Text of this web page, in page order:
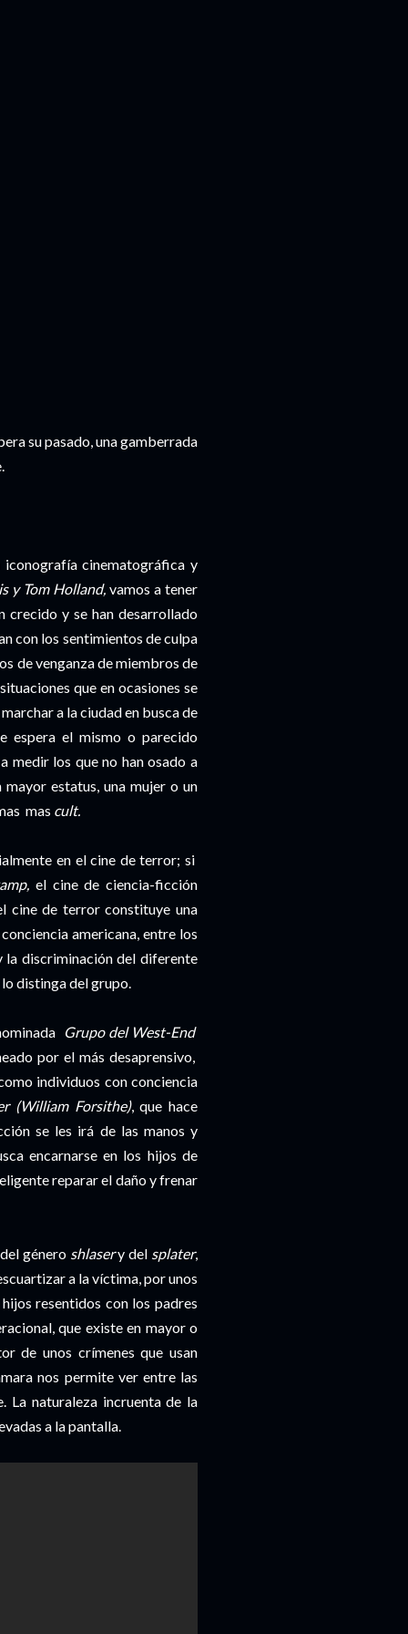
su pasado, una gamberrada
cinematográfica y
y Tom Holland, vamos a tener
crecido y se han desarrollado
con los sentimientos de culpa
de venganza de miembros de
que en ocasiones se
a la ciudad en busca de
espera el mismo o parecido
medir los que no han osado a
estatus, una mujer o un
mas cult.
en el cine de terror; si
el cine de ciencia-ficción
cine de terror constituye una
americana, entre los
discriminación del diferente
distinga del grupo.
Grupo del West-End
por el más desaprensivo,
individuos con conciencia
(William Forsithe), que hace
se les irá de las manos y
encarnarse en los hijos de
reparar el daño y frenar
géneroshlasery del splater,
a la víctima, por unos
resentidos con los padres
que existe en mayor o
de unos crímenes que usan
nos permite ver entre las
La naturaleza incruenta de la
a la pantalla.